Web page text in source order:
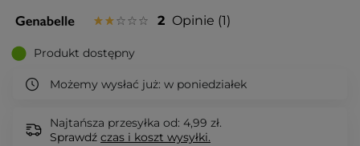
2 Opinie 1
Produkt dostępny
Możemy wysłać już: w poniedziałek
Najtańsza przesyłka od: 4,99 zł.
Sprawdź czas i koszt wysyłki.